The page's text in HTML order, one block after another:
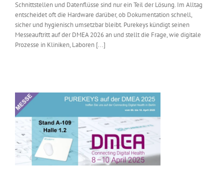
Schnittstellen und Datenflüsse sind nur ein Teil der Lösung. Im Alltag
entscheidet oft die Hardware darüber, ob Dokumentation schnell,
sicher und hygienisch umsetzbar bleibt. Purekeys kündigt seinen
Messeauftritt auf der DMEA 2026 an und stellt die Frage, wie digitale
Prozesse in Kliniken, Laboren [...]